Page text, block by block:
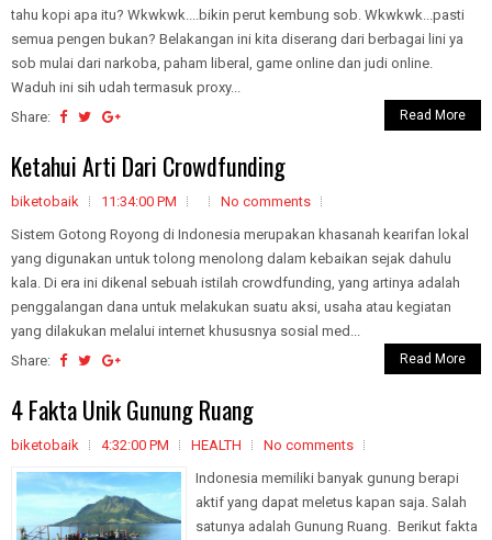
tahu kopi apa itu? Wkwkwk....bikin perut kembung sob. Wkwkwk...pasti
semua pengen bukan? Belakangan ini kita diserang dari berbagai lini ya
sob mulai dari narkoba, paham liberal, game online dan judi online.
Waduh ini sih udah termasuk proxy...
Share:
Read More
Ketahui Arti Dari Crowdfunding
biketobaik 11:34:00 PM
No comments
Sistem Gotong Royong di Indonesia merupakan khasanah kearifan lokal
yang digunakan untuk tolong menolong dalam kebaikan sejak dahulu
kala. Di era ini dikenal sebuah istilah crowdfunding, yang artinya adalah
penggalangan dana untuk melakukan suatu aksi, usaha atau kegiatan
yang dilakukan melalui internet khususnya sosial med...
Share:
Read More
4 Fakta Unik Gunung Ruang
biketobaik 4:32:00 PM HEALTH
No comments
Indonesia memiliki banyak gunung berapi
aktif yang dapat meletus kapan saja. Salah
satunya adalah Gunung Ruang. Berikut fakta